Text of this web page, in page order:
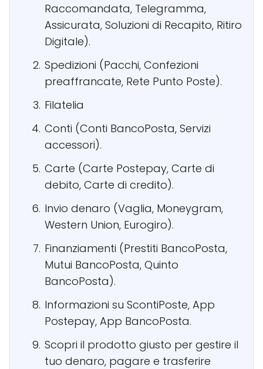
Raccomandata, Telegramma,
Assicurata, Soluzioni di Recapito, Ritiro
Digitale).
Spedizioni (Pacchi, Confezioni
preaffrancate, Rete Punto Poste).
Filatelia
Conti (Conti BancoPosta, Servizi
accessori).
Carte (Carte Postepay, Carte di
debito, Carte di credito).
Invio denaro (Vaglia, Moneygram,
Western Union, Eurogiro).
Finanziamenti (Prestiti BancoPosta,
Mutui BancoPosta, Quinto
BancoPosta).
Informazioni su ScontiPoste, App
Postepay, App BancoPosta.
Scopri il prodotto giusto per gestire il
tuo denaro, pagare e trasferire